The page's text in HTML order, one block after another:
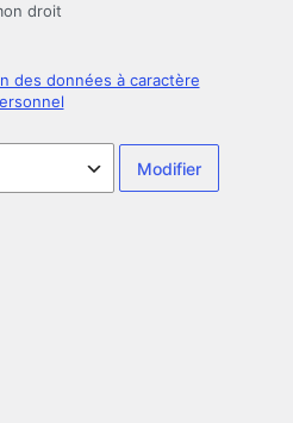
droit
des données à caractère